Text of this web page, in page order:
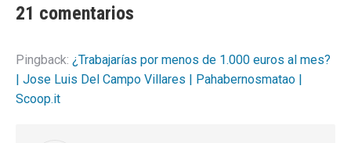
21 comentarios
Pingback: ¿Trabajarías por menos de 1.000 euros al mes?
| Jose Luis Del Campo Villares | Pahabernosmatao |
Scoop.it